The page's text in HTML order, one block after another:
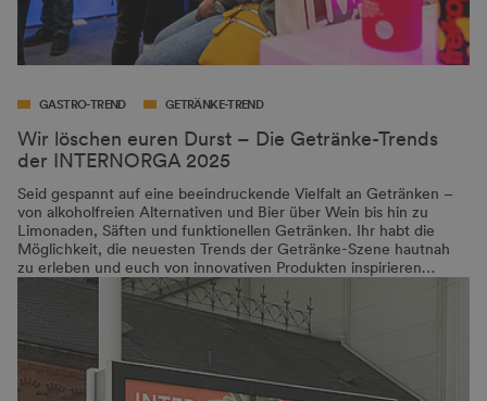
GASTRO-TREND GETRÄNKE-TREND
Wir löschen euren Durst – Die Getränke-Trends
der INTERNORGA 2025
Seid gespannt auf eine beeindruckende Vielfalt an Getränken –
von alkoholfreien Alternativen und Bier über Wein bis hin zu
Limonaden, Säften und funktionellen Getränken. Ihr habt die
Möglichkeit, die neuesten Trends der Getränke-Szene hautnah
zu erleben und euch von innovativen Produkten inspirieren…